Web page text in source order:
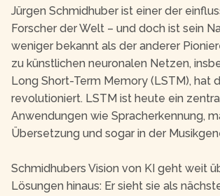
Jürgen Schmidhuber ist einer der
Forscher der Welt – und doch ist sein
weniger bekannt als der anderer
zu künstlichen neuronalen Netzen,
Long Short-Term Memory (LSTM), hat
revolutioniert. LSTM ist heute ein
Anwendungen wie Spracherkennung,
Übersetzung und sogar in der
Schmidhubers Vision von KI geht weit
Lösungen hinaus: Er sieht sie als